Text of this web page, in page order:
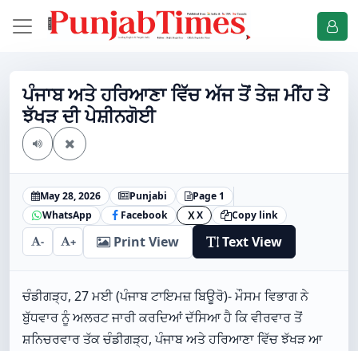
ਪੰਜਾਬ ਅਤੇ ਹਰਿਆਣਾ ਵਿੱਚ ਅੱਜ ਤੋਂ ਤੇਜ਼ ਮੀਂਹ ਤੇ
ਝੱਖੜ ਦੀ ਪੇਸ਼ੀਨਗੋਈ
May 28, 2026 Punjabi
Page 1
WhatsApp
Facebook X X Copy link
- + Print View Text View
ਚੰਡੀਗੜ੍ਹ, 27 ਮਈ (ਪੰਜਾਬ ਟਾਇਮਜ਼ ਬਿਊਰੋ)- ਮੌਸਮ ਵਿਭਾਗ ਨੇ
ਬੁੱਧਵਾਰ ਨੂੰ ਅਲਰਟ ਜਾਰੀ ਕਰਦਿਆਂ ਦੱਸਿਆ ਹੈ ਕਿ ਵੀਰਵਾਰ ਤੋਂ
ਸ਼ਨਿਚਰਵਾਰ ਤੱਕ ਚੰਡੀਗੜ੍ਹ, ਪੰਜਾਬ ਅਤੇ ਹਰਿਆਣਾ ਵਿੱਚ ਝੱਖੜ ਆ